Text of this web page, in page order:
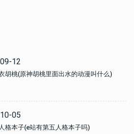
12
胡桃(原神胡桃里面出水的动漫叫什么)
05
格本子(e站有第五人格本子吗)